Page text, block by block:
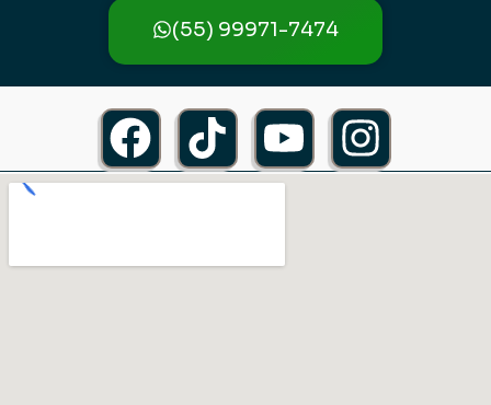
(55) 99971-7474